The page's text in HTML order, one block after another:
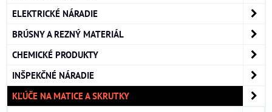
ELEKTRICKÉ NÁRADIE
BRÚSNY A REZNÝ MATERIÁL
CHEMICKÉ PRODUKTY
INŠPEKČNÉ NÁRADIE
KĽÚČE NA MATICE A SKRUTKY